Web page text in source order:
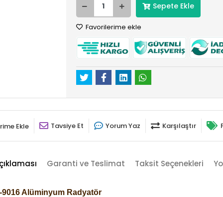
Sepete Ekle
Favorilerime ekle
Ekle Tavsiye Et Yorum Yaz Karşılaştır
Garanti ve Teslimat Taksit Seçenekleri
Alüminyum Radyatör